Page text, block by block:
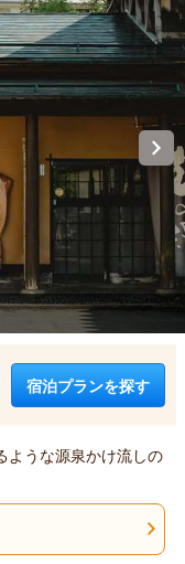
宿泊プランを探す
ような源泉かけ流しの